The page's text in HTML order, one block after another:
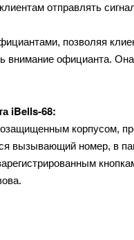
отправлять
позволяя
внимание официанта.
iBells-68:
корпусом,
вызывающий номер, в